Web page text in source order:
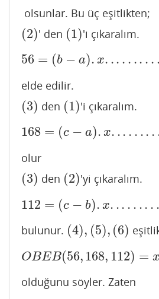
olsunlar. Bu üç eşitlikten;
(2)
(2) ' den (1)
(1) 'i çıkaralım.
56 = (b − a). x. .. . . .. . . .
56= b−a ).x . .. .. .. .. .. (4)
elde edilir.
(3)
(3) den (1)
(1) 'i çıkaralım.
168 = (c − a). x. .. . . .. .
168 =( c−a) .x.. .. .. .. .. (5
olur
(3)
(3) den (2)
(2) 'yi çıkaralım.
112 = (c − b). x. .. . . .. . .
112 =(c−b) .x. . .. .. .. .( 6 )
bulunur. (4), (5), (6)
(4),(5 ),(6)
OBEB(56,168, 112) = x
OBEB(56 ,168, 112)= x
olduğunu söyler. Zaten